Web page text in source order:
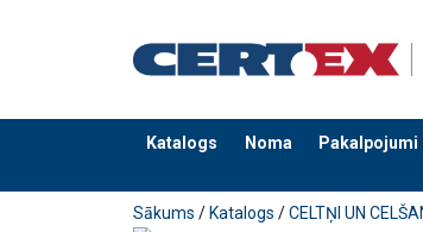
Katalogs Noma Pakalpojumi
Pievienots jūsu pasūtījumam
Sākums / Katalogs /CELTŅI UN